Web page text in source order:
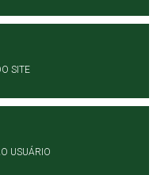
SITE
USUÁRIO